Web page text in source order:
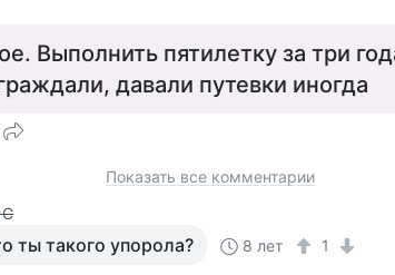
Выполнить пятилетку за три
давали путевки иногда
Показать все комментарии
С
ты такого упорола? 8 лет 1